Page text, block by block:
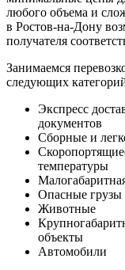
любого объема и
в Ростов-на-Дону
получателя
Занимаемся
следующих
Экспресс
документов
Сборные и
температуры
Опасные грузы
Животные
объекты
Автомобили